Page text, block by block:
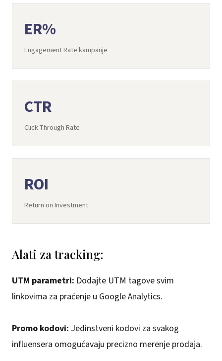
ER%
Engagement Rate kampanje
CTR
Click-Through Rate
ROI
Return on Investment
Alati za tracking:
UTM parametri: Dodajte UTM tagove svim
linkovima za praćenje u Google Analytics.
Promo kodovi: Jedinstveni kodovi za svakog
influensera omogućavaju precizno merenje prodaja.